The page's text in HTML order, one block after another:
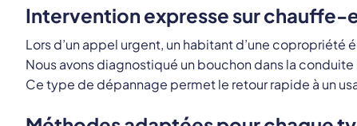
Intervention expresse sur chauffe-
Lors d’un appel urgent, un habitant d’une
Nous avons diagnostiqué un bouchon dans la
Ce type de dépannage permet le retour rapide à un